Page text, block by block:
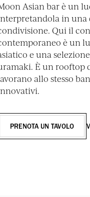
Asian bar è un
in una
Qui il
è un
e una
È un rooftop
allo stesso
PRENOTA UN TAVOLO